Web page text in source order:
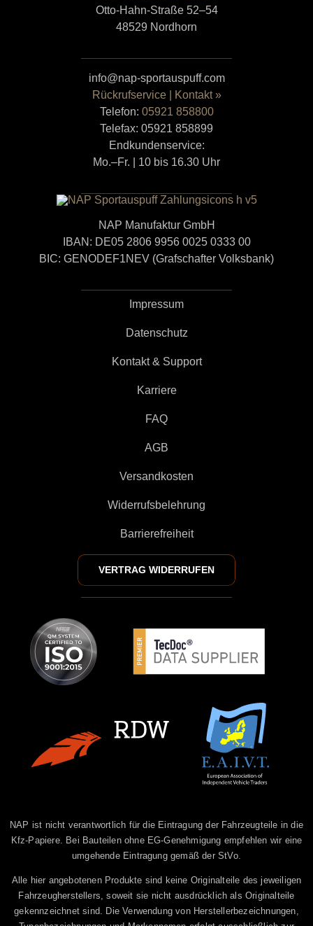
Otto-Hahn-Straße 52–54
48529 Nordhorn
info@nap-sportauspuff.com
Rückrufservice | Kontakt »
Telefon: 05921 858800
Telefax: 05921 858899
Endkundenservice:
Mo.–Fr. | 10 bis 16.30 Uhr
NAP Manufaktur GmbH
IBAN: DE05 2806 9956 0025 0333 00
BIC: GENODEF1NEV (Grafschafter Volksbank)
Impressum
Datenschutz
Kontakt & Support
Karriere
FAQ
AGB
Versandkosten
Widerrufsbelehrung
Barrierefreiheit
VERTRAG WIDERRUFEN
NAP ist nicht verantwortlich für die Eintragung der Fahrzeugteile in die
Kfz-Papiere. Bei Bauteilen ohne EG-Genehmigung empfehlen wir eine
umgehende Eintragung gemäß der StVo.
Alle hier angebotenen Produkte sind keine Originalteile des jeweiligen
Fahrzeugherstellers, soweit sie nicht ausdrücklich als Originalteile
gekennzeichnet sind. Die Verwendung von Herstellerbezeichnungen,